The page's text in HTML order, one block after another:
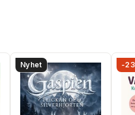
Nyhet -